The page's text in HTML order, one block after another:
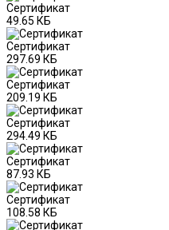
Сертификат
49.65 КБ
Сертификат
297.69 КБ
Сертификат
209.19 КБ
Сертификат
294.49 КБ
Сертификат
87.93 КБ
Сертификат
108.58 КБ